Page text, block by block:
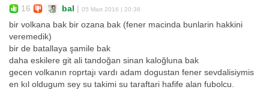
16 bal 05 Mart 2016 | 20:38
bir volkana bak bir ozana bak (fener macinda bunlarin hakkini
veremedik)
bir de batallaya şamile bak
daha eskilere git ali tandoğan sinan kaloğluna bak
gecen volkanın roprtajı vardı adam dogustan fener sevdalisiymis
en kıl oldugum sey su takimi su taraftari hafife alan fubolcu.